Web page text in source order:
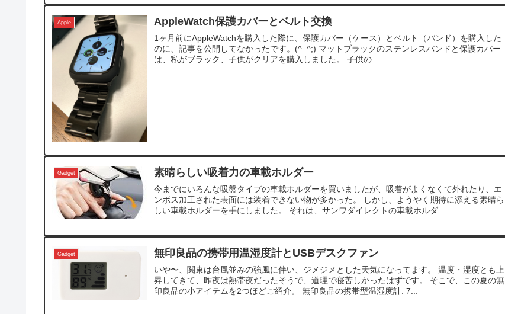
Apple AppleWatch保護カバーとベルト交換
1ヶ月前にAppleWatchを購入した際に、保護カバー（ケース）とベルト（バンド）を購入した
のに、記事を公開してなかったです。(^_^;) マットブラックのステンレスバンドと保護カバー
は、私がブラック、子供がクリアを購入しました。 子供の...
Gadget 素晴らしい吸着力の車載ホルダー
今までにいろんな吸盤タイプの車載ホルダーを買いましたが、吸着がよくなくて外れたり、エ
ンボス加工された表面には装着できない物が多かった。 しかし、ようやく期待に添える素晴ら
しい車載ホルダーを手にしました。 それは、サンワダイレクトの車載ホルダ...
Gadget 無印良品の携帯用温湿度計とUSBデスクファン
いや〜、関東は台風並みの強風に伴い、ジメジメとした天気になってます。 温度・湿度とも上
昇してきて、昨夜は熱帯夜だったそうで、道理で寝苦しかったはずです。 そこで、この夏の無
印良品の小アイテムを2つほどご紹介。 無印良品の携帯型温湿度計: 7...